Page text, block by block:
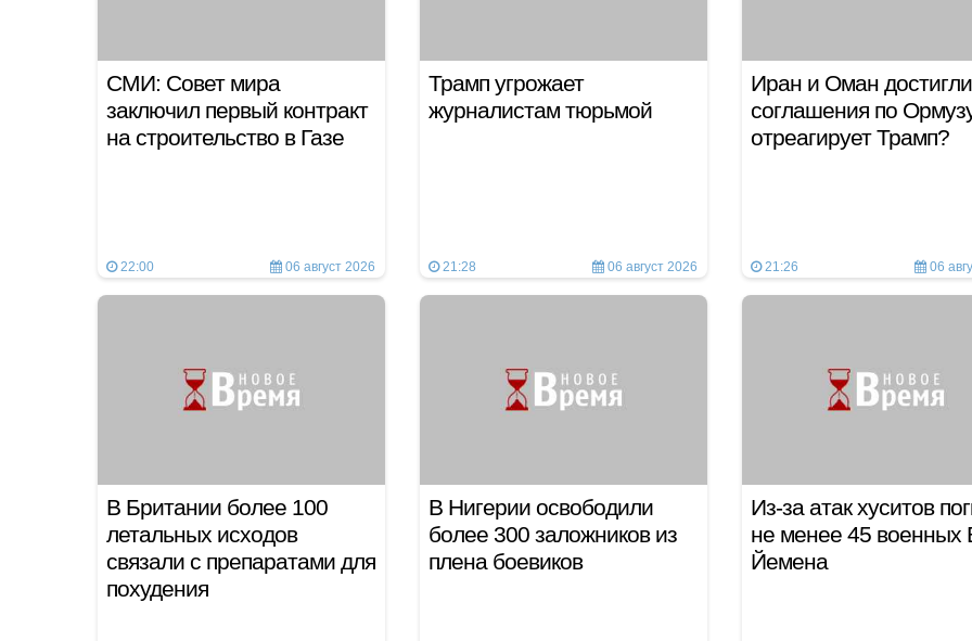
СМИ: Совет мира
заключил первый контракт
на строительство в Газе
22:00 06 август 2026
Трамп угрожает
журналистам тюрьмой
21:28 06 август 2026
Иран и Оман достигли
соглашения по
отреагирует Трамп?
21:26 06
В Британии более 100
летальных исходов
связали с препаратами для
похудения
В Нигерии освободили
более 300 заложников из
плена боевиков
Из-за атак хуситов
не менее 45 военных
Йемена